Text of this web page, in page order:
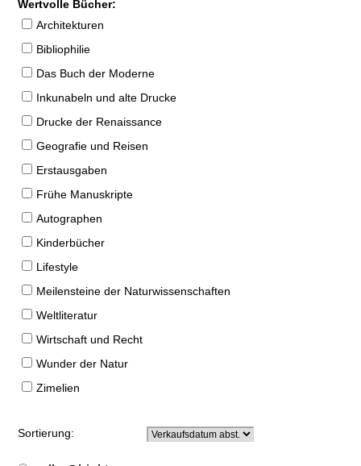
Wertvolle Bücher:
Architekturen
Bibliophilie
Das Buch der Moderne
Inkunabeln und alte Drucke
Drucke der Renaissance
Geografie und Reisen
Erstausgaben
Frühe Manuskripte
Autographen
Kinderbücher
Lifestyle
Meilensteine der Naturwissenschaften
Weltliteratur
Wirtschaft und Recht
Wunder der Natur
Zimelien
Sortierung: